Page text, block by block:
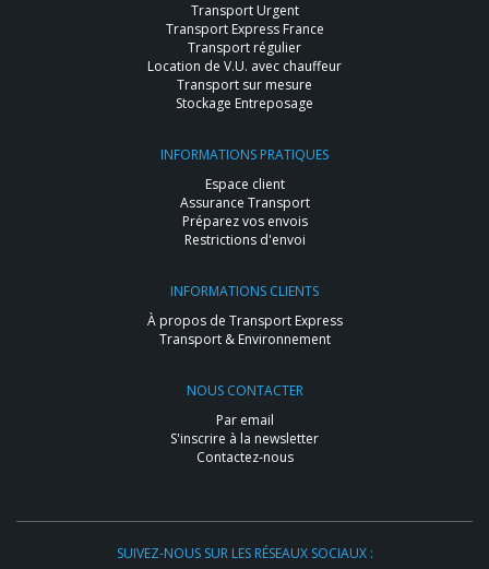
Transport Urgent
Transport Express France
Transport régulier
Location de V.U. avec chauffeur
Transport sur mesure
Stockage Entreposage
INFORMATIONS PRATIQUES
Espace client
Assurance Transport
Préparez vos envois
Restrictions d'envoi
INFORMATIONS CLIENTS
À propos de Transport Express
Transport & Environnement
NOUS CONTACTER
Par email
S'inscrire à la newsletter
Contactez-nous
SUIVEZ-NOUS SUR LES RÉSEAUX SOCIAUX :